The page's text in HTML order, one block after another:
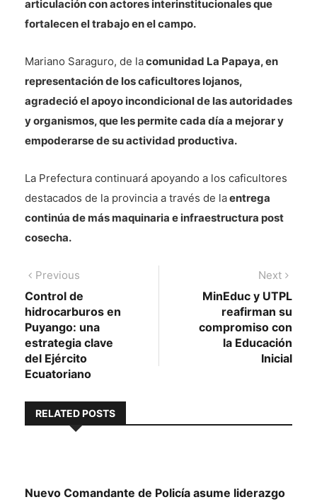
articulación con actores interinstitucionales que
fortalecen el trabajo en el campo.
Mariano Saraguro, de lacomunidad La Papaya, en
representación de los caficultores lojanos,
agradeció el apoyo incondicional de las autoridades
y organismos, que les permite cada día a mejorar y
empoderarse de su actividad productiva.
La Prefectura continuará apoyando a los caficultores
destacados de la provincia a través de laentrega
continúa de más maquinaria e infraestructura post
cosecha.
Navegación
de
entradas
Previous
post:
Control de
hidrocarburos en
Puyango: una
estrategia clave
del Ejército
Ecuatoriano
Next
MinEduc y UTPL
reafirman su
compromiso con
la Educación
Inicial
RELATED POSTS
Nuevo Comandante de Policía asume liderazgo